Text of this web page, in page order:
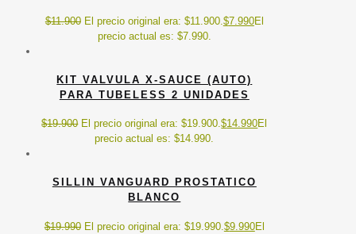
$11.900 El precio original era: $11.900. $7.990El
precio actual es: $7.990.
KIT VALVULA X-SAUCE (AUTO)
PARA TUBELESS 2 UNIDADES
$19.900 El precio original era: $19.900.$14.990El
precio actual es: $14.990.
SILLIN VANGUARD PROSTATICO
BLANCO
$19.990 El precio original era: $19.990. $9.990El